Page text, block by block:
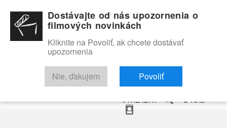
RECENZIE TRAILERY FILMOVÁ DATABÁZA
VYHĽADAŤ O NÁS
Dostávajte od nás upozornenia o
filmových novinkách
Kliknite na Povoliť, ak chcete dostávať
upozornenia
Nie, ďakujem Povoliť